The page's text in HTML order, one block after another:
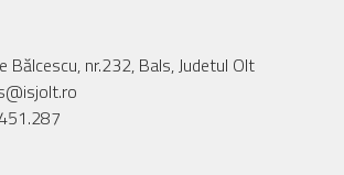
Bălcescu, nr.232, Bals, Judetul Olt